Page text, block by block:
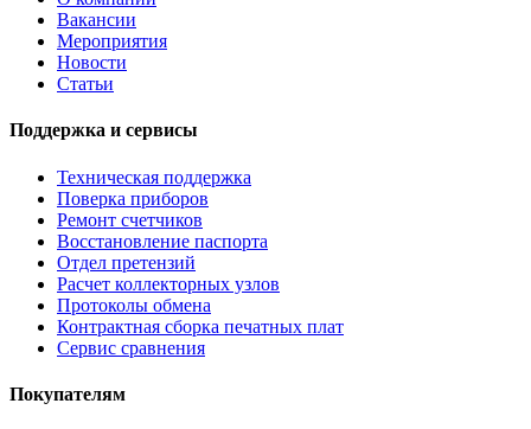
Вакансии
Мероприятия
Новости
Статьи
Поддержка и сервисы
Техническая поддержка
Поверка приборов
Ремонт счетчиков
Восстановление паспорта
Отдел претензий
Расчет коллекторных узлов
Протоколы обмена
Контрактная сборка печатных плат
Сервис сравнения
Покупателям